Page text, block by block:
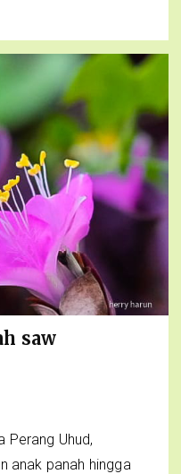
saw
Perang Uhud,
anak panah hingga